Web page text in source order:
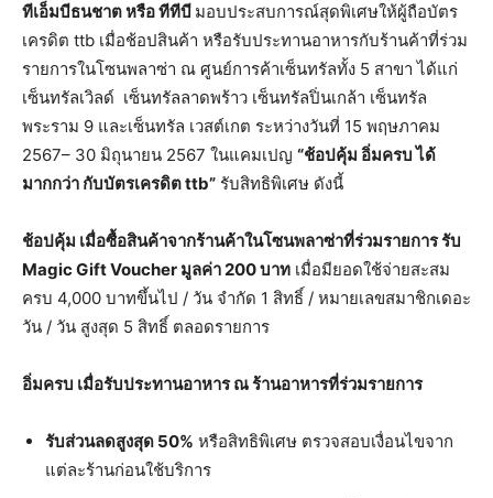
ทีเอ็มบีธนชาต หรือ ทีทีบี มอบประสบการณ์สุดพิเศษให้ผู้ถือบัตร
เครดิต ttb เมื่อช้อปสินค้า หรือรับประทานอาหารกับร้านค้าที่ร่วม
รายการในโซนพลาซ่า ณ ศูนย์การค้าเซ็นทรัลทั้ง 5 สาขา ได้แก่
เซ็นทรัลเวิลด์ เซ็นทรัลลาดพร้าว เซ็นทรัลปิ่นเกล้า เซ็นทรัล
พระราม 9 และเซ็นทรัล เวสต์เกต ระหว่างวันที่ 15 พฤษภาคม
2567– 30 มิถุนายน 2567 ในแคมเปญ “ช้อปคุ้ม อิ่มครบ ได้
มากกว่า กับบัตรเครดิตttb” รับสิทธิพิเศษ ดังนี้
ช้อปคุ้ม เมื่อซื้อสินค้าจากร้านค้าในโซนพลาซ่าที่ร่วมรายการ รับ
Magic Gift Voucher มูลค่า 200 บาท เมื่อมียอดใช้จ่ายสะสม
ครบ 4,000 บาทขึ้นไป / วัน จำกัด 1 สิทธิ์ / หมายเลขสมาชิกเดอะ
วัน / วัน สูงสุด 5 สิทธิ์ ตลอดรายการ
อิ่มครบ เมื่อรับประทานอาหาร ณ ร้านอาหารที่ร่วมรายการ
รับส่วนลดสูงสุด 50% หรือสิทธิพิเศษ ตรวจสอบเงื่อนไขจาก
แต่ละร้านก่อนใช้บริการ